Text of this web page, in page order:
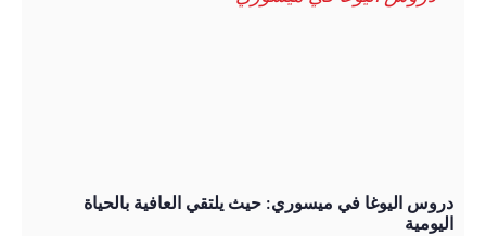
دروس اليوغا في ميسوري: حيث يلتقي العافية بالحياة
اليومية